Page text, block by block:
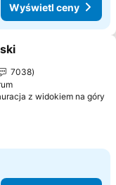
Wyświetl ceny
7038
z widokiem na góry